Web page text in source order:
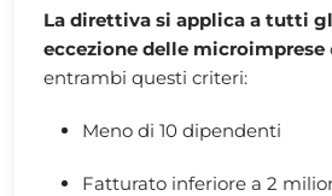
La direttiva si applica a tutti
eccezione delle microimprese
entrambi questi criteri:
Meno di 10 dipendenti
Fatturato inferiore a 2